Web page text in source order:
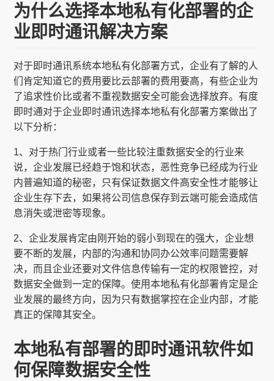
为什么选择本地私有化部署的企
业即时通讯解决方案
对于即时通讯系统本地私有化部署方式，企业有了解的人
们肯定知道它的费用要比云部署的费用要高，有些企业为
了追求性价比或者不重视数据安全可能会选择放弃。有度
即时通对于企业即时通讯选择本地私有化部署方案做出了
以下分析：
1、对于热门行业或者一些比较注重数据安全的行业来
说，企业发展已经趋于饱和状态，恶性竞争已经成为行业
内普遍知道的秘密，只有保证数据文件高安全性才能够让
企业生存下去，如果将公司信息保存到云端可能会造成信
息消失或泄密等现象。
2、企业发展肯定由刚开始的弱小到现在的强大，企业想
要不断的发展，内部的沟通和协同办公效率问题需要解
决，而且企业还要对文件信息传输有一定的权限管控，对
数据安全做到一定的保障。使用本地私有化部署肯定是企
业发展的最终方向，因为只有数据掌控在企业内部，才能
真正的保障其安全。
本地私有部署的即时通讯软件如
何保障数据安全性